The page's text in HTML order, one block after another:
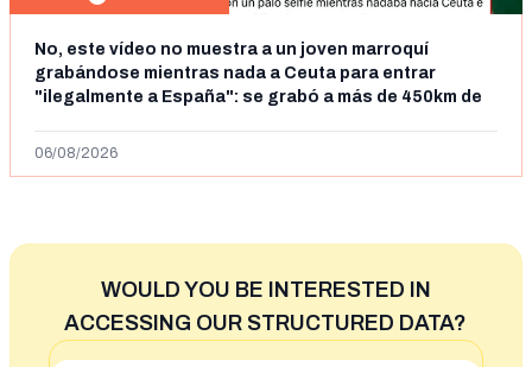
No, este vídeo no muestra a un joven marroquí
grabándose mientras nada a Ceuta para entrar
"ilegalmente a España": se grabó a más de 450km de
06/08/2026
WOULD YOU BE INTERESTED IN
ACCESSING OUR STRUCTURED DATA?